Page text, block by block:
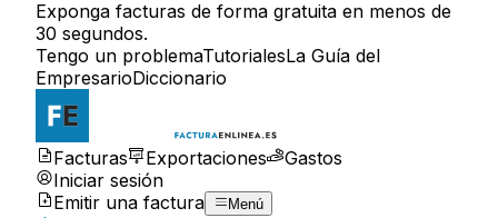
Exponga facturas de forma gratuita en menos de
30 segundos.
Tengo un problemaTutorialesLa Guía del
EmpresarioDiccionario
Facturas Exportaciones
Gastos
Iniciar sesión
Emitir una factura
Menú